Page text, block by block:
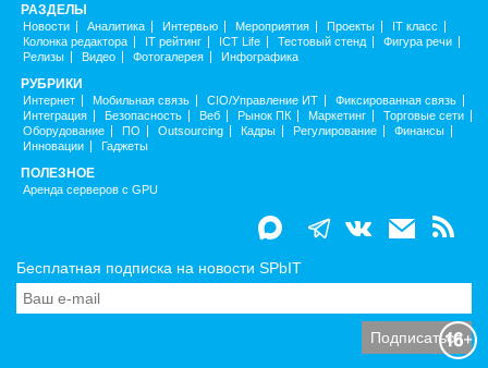
РАЗДЕЛЫ
Новости Аналитика Интервью Мероприятия Проекты
IT класс
Колонка редактора
IT рейтинг ICT Life Тестовый стенд
Фигура речи
Релизы
Видео Фотогалерея Инфографика
РУБРИКИ
Интернет Мобильная связь CIO/Управление ИТ
Фиксированная связь
Интеграция
Безопасность Веб Рынок ПК Маркетинг
Торговые сети
Оборудование
ПО Outsourcing Кадры Регулирование
Финансы
Инновации
Гаджеты
ПОЛЕЗНОЕ
Аренда серверов с GPU
Бесплатная подписка на новости SPbIT